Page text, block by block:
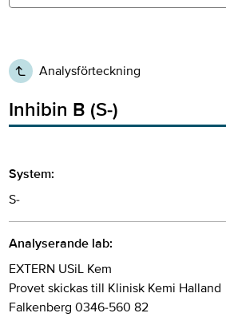
Analysförteckning
Inhibin B (S-)
System:
S-
Analyserande lab:
EXTERN USiL Kem
Provet skickas till Klinisk Kemi Halland
Falkenberg 0346-560 82